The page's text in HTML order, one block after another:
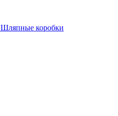
Шляпные коробки